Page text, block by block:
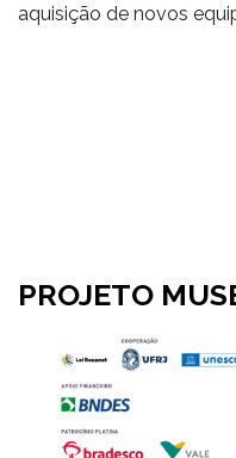
aquisição de novos
PROJETO